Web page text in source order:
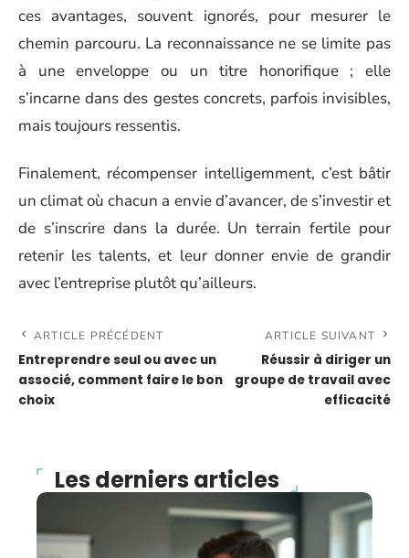
ces avantages, souvent ignorés, pour mesurer le
chemin parcouru. La reconnaissance ne se limite pas
à une enveloppe ou un titre honorifique ; elle
s’incarne dans des gestes concrets, parfois invisibles,
mais toujours ressentis.
Finalement, récompenser intelligemment, c’est bâtir
un climat où chacun a envie d’avancer, de s’investir et
de s’inscrire dans la durée. Un terrain fertile pour
retenir les talents, et leur donner envie de grandir
avec l’entreprise plutôt qu’ailleurs.
ARTICLE PRÉCÉDENT
Entreprendre seul ou avec un
associé, comment faire le bon
choix
ARTICLE SUIVANT
Réussir à diriger un
groupe de travail avec
efficacité
Les derniers articles